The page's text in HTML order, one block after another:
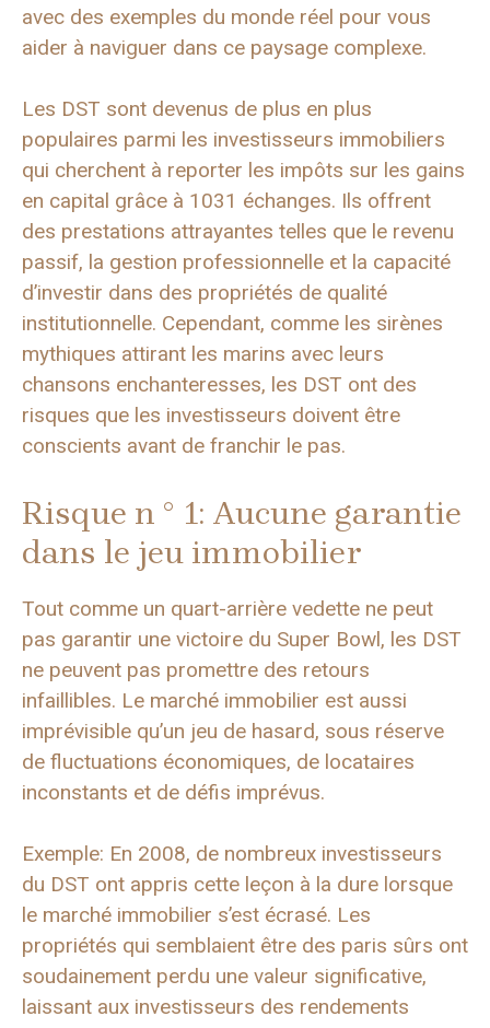
avec des exemples du monde réel pour vous
aider à naviguer dans ce paysage complexe.
Les DST sont devenus de plus en plus
populaires parmi les investisseurs immobiliers
qui cherchent à reporter les impôts sur les gains
en capital grâce à 1031 échanges. Ils offrent
des prestations attrayantes telles que le revenu
passif, la gestion professionnelle et la capacité
d’investir dans des propriétés de qualité
institutionnelle. Cependant, comme les sirènes
mythiques attirant les marins avec leurs
chansons enchanteresses, les DST ont des
risques que les investisseurs doivent être
conscients avant de franchir le pas.
Risque n ° 1: Aucune garantie
dans le jeu immobilier
Tout comme un quart-arrière vedette ne peut
pas garantir une victoire du Super Bowl, les DST
ne peuvent pas promettre des retours
infaillibles. Le marché immobilier est aussi
imprévisible qu’un jeu de hasard, sous réserve
de fluctuations économiques, de locataires
inconstants et de défis imprévus.
Exemple: En 2008, de nombreux investisseurs
du DST ont appris cette leçon à la dure lorsque
le marché immobilier s’est écrasé. Les
propriétés qui semblaient être des paris sûrs ont
soudainement perdu une valeur significative,
laissant aux investisseurs des rendements